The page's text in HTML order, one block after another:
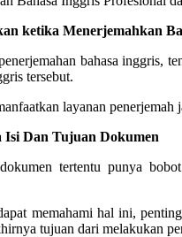
ketika Menerjemahkan
bahasa inggris,
tersebut.
layanan
Isi Dan Tujuan Dokumen
tertentu punya
memahami hal ini,
tujuan dari melakukan